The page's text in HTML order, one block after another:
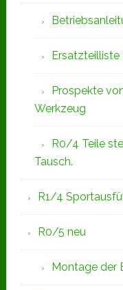
Prospekte
Werkzeug
R0/4 Teile
Tausch.
R1/4
R0/5 neu
Montage der